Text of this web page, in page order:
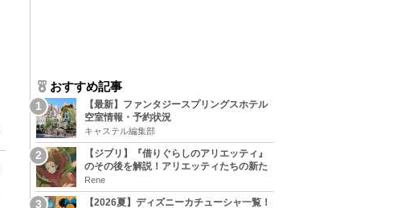
おすすめ記事
【最新】ファンタジースプリングスホテル
空室情報・予約状況
キャステル編集部
【ジブリ】『借りぐらしのアリエッティ』
のその後を解説！アリエッティたちの新た
な住処は？翔の病気は治る？
Rene
【2026夏】ディズニーカチューシャ一覧！